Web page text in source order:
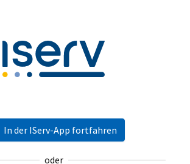
In der IServ-App fortfahren
oder